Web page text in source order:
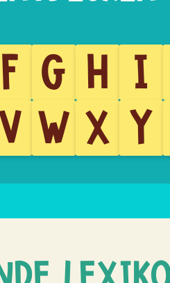
F G H I
W X Y